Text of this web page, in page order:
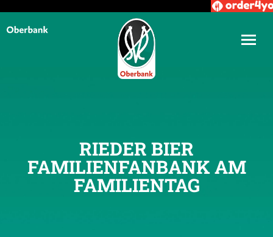
RIEDER BIER
FAMILIENFANBANK AM
FAMILIENTAG